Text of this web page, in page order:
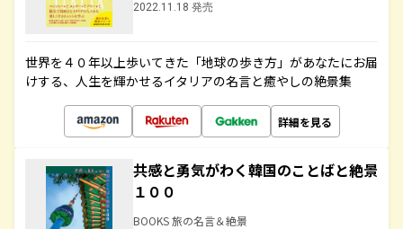
2022.11.18 発売
世界を４０年以上歩いてきた「地球の歩き方」があなたにお届
けする、人生を輝かせるイタリアの名言と癒やしの絶景集
詳細を見る
共感と勇気がわく韓国のことばと絶景
１００
BOOKS 旅の名言＆絶景